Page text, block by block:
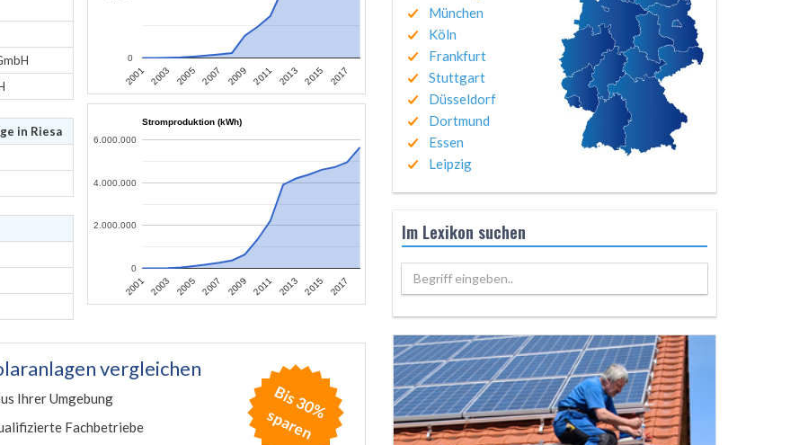
in Riesa
2001 2003 2005 2007 2009 2011 2013 2015 2017
0
Stromproduktion (kWh)
2001 2003 2005 2007 2009 2011 2013 2015 2017
0
2.000.000
4.000.000
6.000.000
vergleichen
Ihrer Umgebung
Fachbetriebe
B
is
3
0
%
s
p
a
r
e
n
München
Köln
Frankfurt
Stuttgart
Düsseldorf
Dortmund
Essen
Leipzig
Im Lexikon suchen
Begriff eingeben..